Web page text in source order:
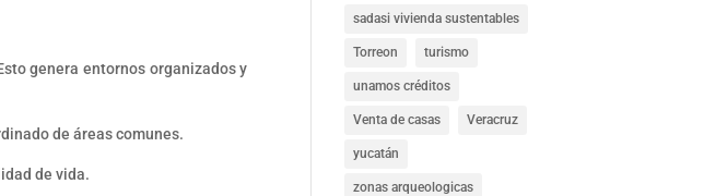
genera entornos organizados y
de áreas comunes.
de vida.
sadasi vivienda sustentables
Torreon turismo
unamos créditos
Venta de casas Veracruz
yucatán
zonas arqueologicas